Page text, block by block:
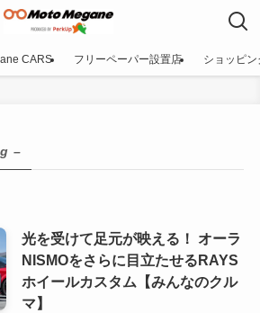
CARS フリーペーパー設置店 ショッピン
–
光を受けて足元が映える！ オーラ
NISMOをさらに目立たせるRAYS
ホイールカスタム【みんなのクル
マ】